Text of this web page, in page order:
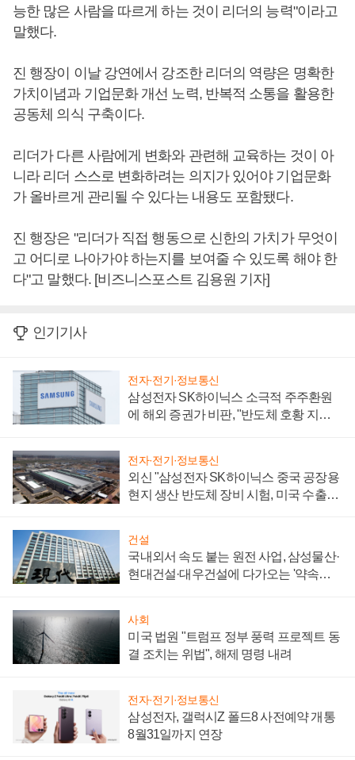
능한 많은 사람을 따르게 하는 것이 리더의 능력"이라고
말했다.
진 행장이 이날 강연에서 강조한 리더의 역량은 명확한
가치이념과 기업문화 개선 노력, 반복적 소통을 활용한
공동체 의식 구축이다.
리더가 다른 사람에게 변화와 관련해 교육하는 것이 아
니라 리더 스스로 변화하려는 의지가 있어야 기업문화
가 올바르게 관리될 수 있다는 내용도 포함됐다.
진 행장은 "리더가 직접 행동으로 신한의 가치가 무엇이
고 어디로 나아가야 하는지를 보여줄 수 있도록 해야 한
다"고 말했다. [비즈니스포스트 김용원 기자]
인기기사
전자·전기·정보통신
삼성전자 SK하이닉스 소극적 주주환원
에 해외 증권가 비판, "반도체 호황 지속
전자·전기·정보통신
외신 "삼성전자 SK하이닉스 중국 공장용
현지 생산 반도체 장비 시험, 미국 수출통
건설
국내외서 속도 붙는 원전 사업, 삼성물산·
현대건설·대우건설에 다가오는 '약속의
사회
미국 법원 "트럼프 정부 풍력 프로젝트 동
결 조치는 위법", 해제 명령 내려
전자·전기·정보통신
삼성전자, 갤럭시Z 폴드8 사전예약 개통
8월31일까지 연장